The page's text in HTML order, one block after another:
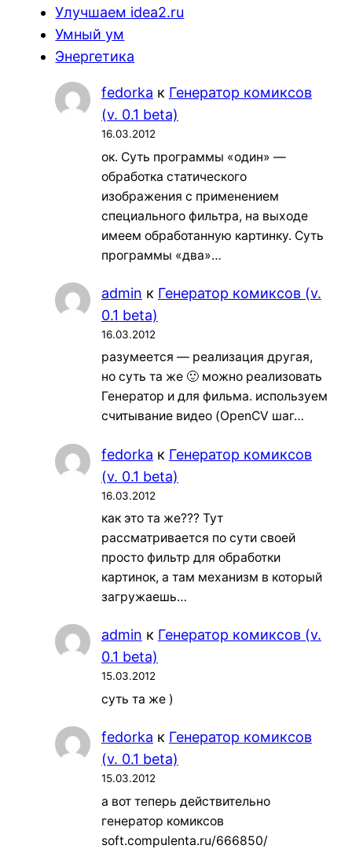
Улучшаем idea2.ru
Умный ум
Энергетика
fedorka к Генератор комиксов
(v. 0.1 beta)
16.03.2012
ок. Суть программы «один» —
обработка статического
изображения с применением
специального фильтра, на выходе
имеем обработанную картинку. Суть
программы «два»…
admin к Генератор комиксов (v.
0.1 beta)
16.03.2012
разумеется — реализация другая,
но суть та же 🙂 можно реализовать
Генератор и для фильма. используем
считывание видео (OpenCV шаг…
fedorka к Генератор комиксов
(v. 0.1 beta)
16.03.2012
как это та же??? Тут
рассматривается по сути своей
просто фильтр для обработки
картинок, а там механизм в который
загружаешь…
admin к Генератор комиксов (v.
0.1 beta)
15.03.2012
суть та же )
fedorka к Генератор комиксов
(v. 0.1 beta)
15.03.2012
а вот теперь действительно
генератор комиксов
soft.compulenta.ru/666850/